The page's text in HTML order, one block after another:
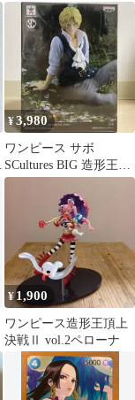
2パック
¥3,980
ワンピース サボ
SCultures BIG 造形王頂
上決戦 フィギュア
¥ 1,900
ワンピース造形王頂上
決戦Ⅱ vol.2ペローナ